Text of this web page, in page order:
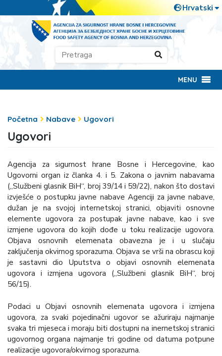
MENU
Početna Nabave Ugovori
Ugovori
Agencija za sigurnost hrane Bosne i Hercegovine, kao
Ugovorni organ iz članka 4. i 5. Zakona o javnim nabavama
(„Službeni glasnik BiH“, broj 39/14 i 59/22), nakon što dostavi
izvješće o postupku javne nabave Agenciji za javne nabave,
dužan je na svojoj internetskoj stranici, objaviti osnovne
elemente ugovora za postupak javne nabave, kao i sve
izmjene ugovora do kojih dođe u toku realizacije ugovora.
Objava osnovnih elemenata obavezna je i u slučaju
zaključenja okvirnog sporazuma. Objava se vrši na obrascu koji
je sastavni dio Uputstva o objavi osnovnih elemenata
ugovora i izmjena ugovora („Službeni glasnik BiH“, broj
56/15).
Podaci u Objavi osnovnih elemenata ugovora i izmjena
ugovora, za svaki pojedinačni ugovor se ažuriraju najmanje
svaka tri mjeseca i moraju biti dostupni na inernetskoj stranici
ugovornog organa najmanje tri godine od datuma potpune
realizacije ugovora/okvirnog sporazuma.